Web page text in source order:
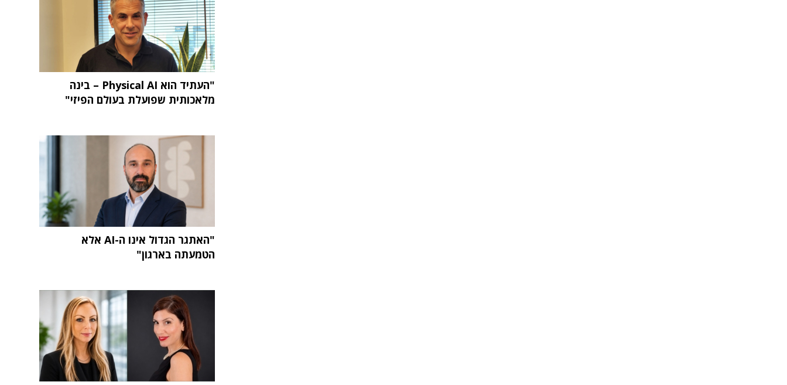
"העתיד הוא Physical AI – בינה
מלאכותית שפועלת בעולם הפיזי"
"האתגר הגדול אינו ה-AI אלא
הטמעתה בארגון"